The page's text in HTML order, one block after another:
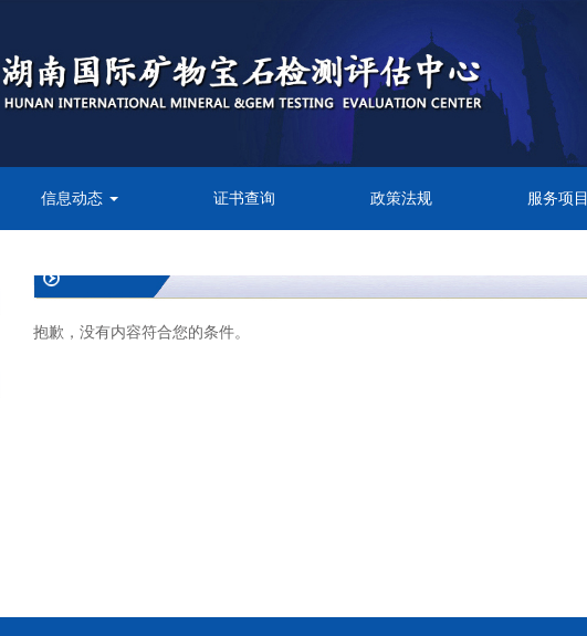
信息动态 证书查询 政策法规 服务项目
抱歉，没有内容符合您的条件。